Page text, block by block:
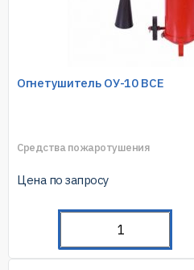
Огнетушитель ОУ-10 BCE
Средства пожаротушения
Цена по запросу